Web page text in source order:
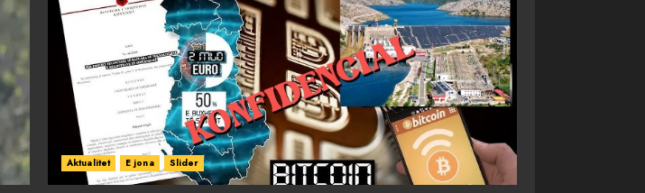
Aktualitet E jona Slider